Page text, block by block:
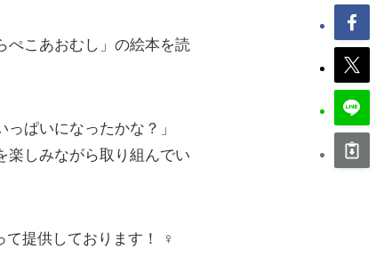
ぺこあおむし」の絵本を読
ぱいになったかな？」
楽しみながら取り組んでい
て提供しております！ ‍♀️